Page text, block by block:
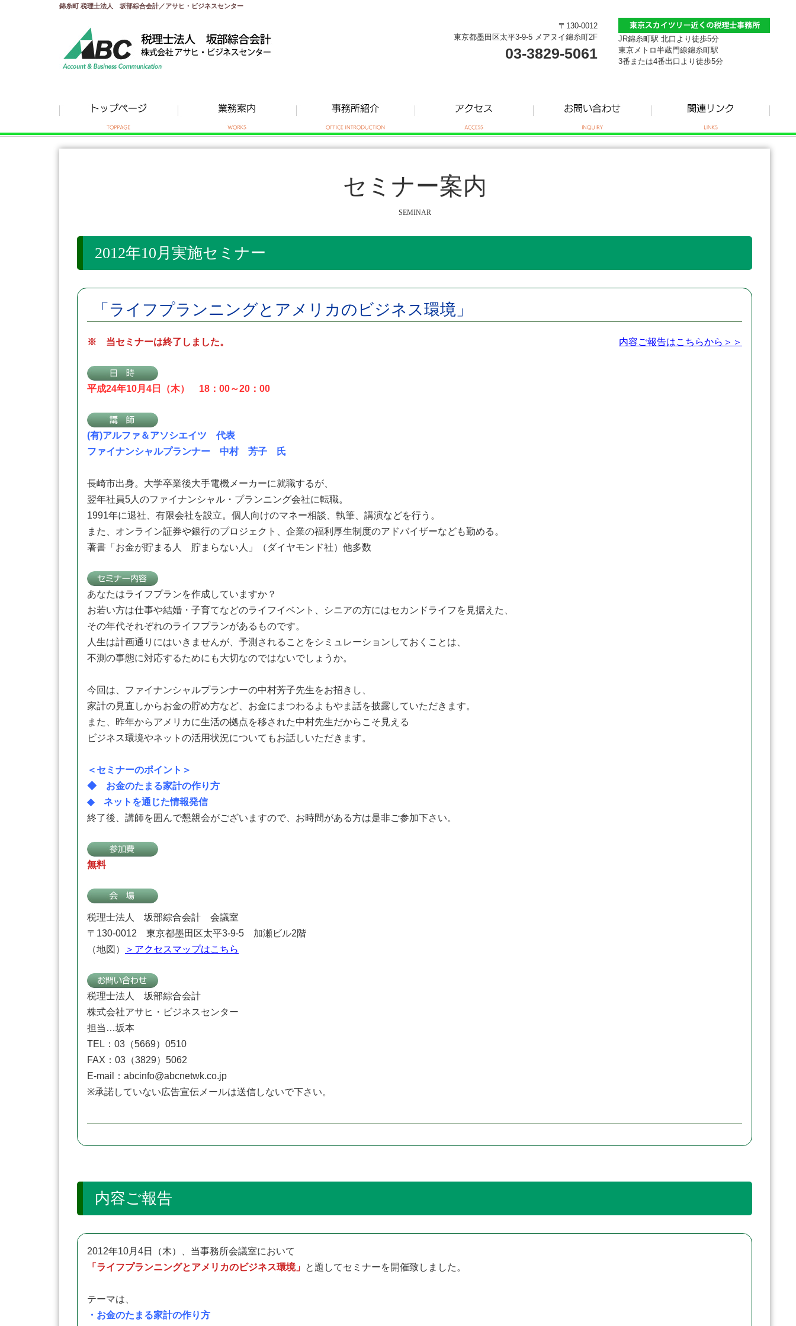
錦糸町 税理士法人 坂部綜合会計／アサヒ・ビジネスセンター
〒130-0012
東京都墨田区太平3-9-5 メアヌイ錦糸町2F
03-3829-5061
JR錦糸町駅 北口より徒歩5分
東京メトロ半蔵門線錦糸町駅
3番または4番出口より徒歩5分
セミナー案内
SEMINAR
2012年10月実施セミナー
「ライフプランニングとアメリカのビジネス環境」
※ 当セミナーは終了しました。 内容ご報告はこちらから＞＞
平成24年10月4日（木） 18：00～20：00
(有)アルファ＆アソシエイツ 代表
ファイナンシャルプランナー 中村 芳子 氏
長崎市出身。大学卒業後大手電機メーカーに就職するが、
翌年社員5人のファイナンシャル・プランニング会社に転職。
1991年に退社、有限会社を設立。個人向けのマネー相談、執筆、講演などを行う。
また、オンライン証券や銀行のプロジェクト、企業の福利厚生制度のアドバイザーなども勤める。
著書「お金が貯まる人 貯まらない人」（ダイヤモンド社）他多数
あなたはライフプランを作成していますか？
お若い方は仕事や結婚・子育てなどのライフイベント、シニアの方にはセカンドライフを見据えた、
その年代それぞれのライフプランがあるものです。
人生は計画通りにはいきませんが、予測されることをシミュレーションしておくことは、
不測の事態に対応するためにも大切なのではないでしょうか。
今回は、ファイナンシャルプランナーの中村芳子先生をお招きし、
家計の見直しからお金の貯め方など、お金にまつわるよもやま話を披露していただきます。
また、昨年からアメリカに生活の拠点を移された中村先生だからこそ見える
ビジネス環境やネットの活用状況についてもお話しいただきます。
＜セミナーのポイント＞
◆ お金のたまる家計の作り方
◆ ネットを通じた情報発信
終了後、講師を囲んで懇親会がございますので、お時間がある方は是非ご参加下さい。
無料
税理士法人 坂部綜合会計 会議室
〒130-0012 東京都墨田区太平3-9-5 加瀬ビル2階
（地図）
＞アクセスマップはこちら
税理士法人 坂部綜合会計
株式会社アサヒ・ビジネスセンター
担当…坂本
TEL：03（5669）0510
FAX：03（3829）5062
E-mail：abcinfo@abcnetwk.co.jp
※承諾していない広告宣伝メールは送信しないで下さい。
内容ご報告
2012年10月4日（木）、当事務所会議室において
「ライフプランニングとアメリカのビジネス環境」 と題してセミナーを開催致しました。
テーマは、
・お金のたまる家計の作り方